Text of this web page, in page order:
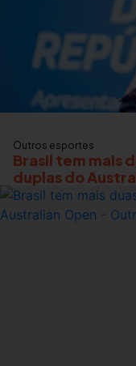
Outros esportes
Brasil tem mais
duplas do